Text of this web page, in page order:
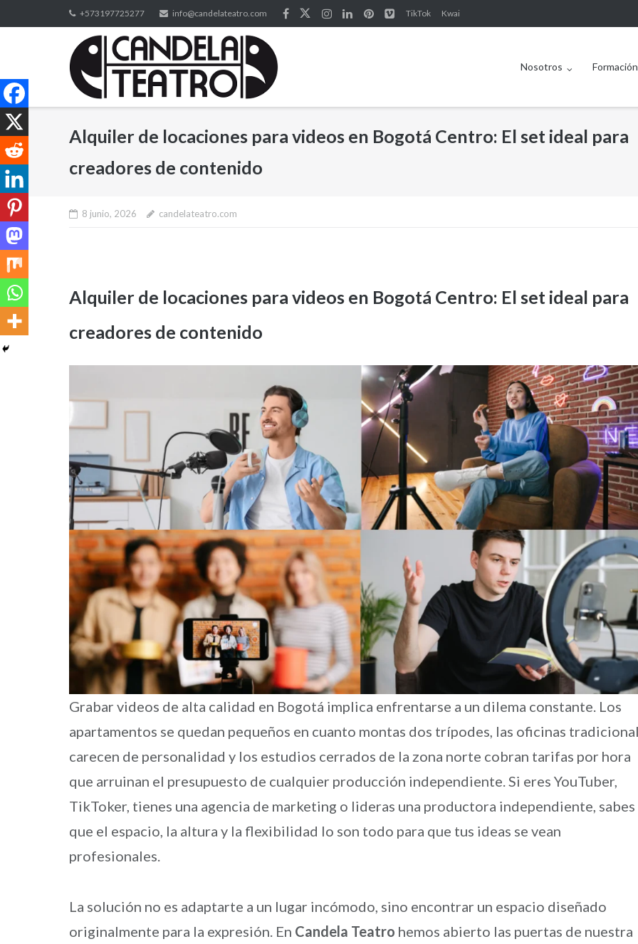
al
+573197725277 info@candelateatro.com TikTok Kwai
Nosotros Formación
Alquiler de locaciones para videos en Bogotá Centro: El set ideal para
creadores de contenido
8 junio, 2026 candelateatro.com
Alquiler de locaciones para videos en Bogotá Centro: El set ideal para
creadores de contenido
Grabar videos de alta calidad en Bogotá implica enfrentarse a un dilema constante. Los
apartamentos se quedan pequeños en cuanto montas dos trípodes, las oficinas
carecen de personalidad y los estudios cerrados de la zona norte cobran tarifas por hora
que arruinan el presupuesto de cualquier producción independiente. Si eres YouTuber,
TikToker, tienes una agencia de marketing o lideras una productora independiente, sabes
que el espacio, la altura y la flexibilidad lo son todo para que tus ideas se vean
profesionales.
La solución no es adaptarte a un lugar incómodo, sino encontrar un espacio diseñado
originalmente para la expresión. En Candela Teatro hemos abierto las puertas de nuestra